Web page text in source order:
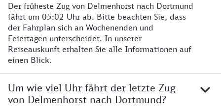
Der früheste Zug von Delmenhorst nach Dortmund
fährt um 05:02 Uhr ab. Bitte beachten Sie, dass
der Fahrplan sich an Wochenenden und
Feiertagen unterscheidet. In unserer
Reiseauskunft erhalten Sie alle Informationen auf
einen Blick.
Um wie viel Uhr fährt der letzte Zug
von Delmenhorst nach Dortmund?